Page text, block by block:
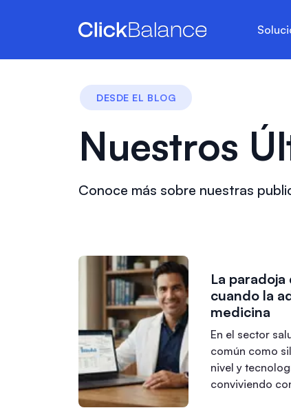
DESDE EL BLOG
Nuestros
Conoce más sobre nuestras
La
cuando la
medicina
En el sector
común como
nivel y
conviviendo